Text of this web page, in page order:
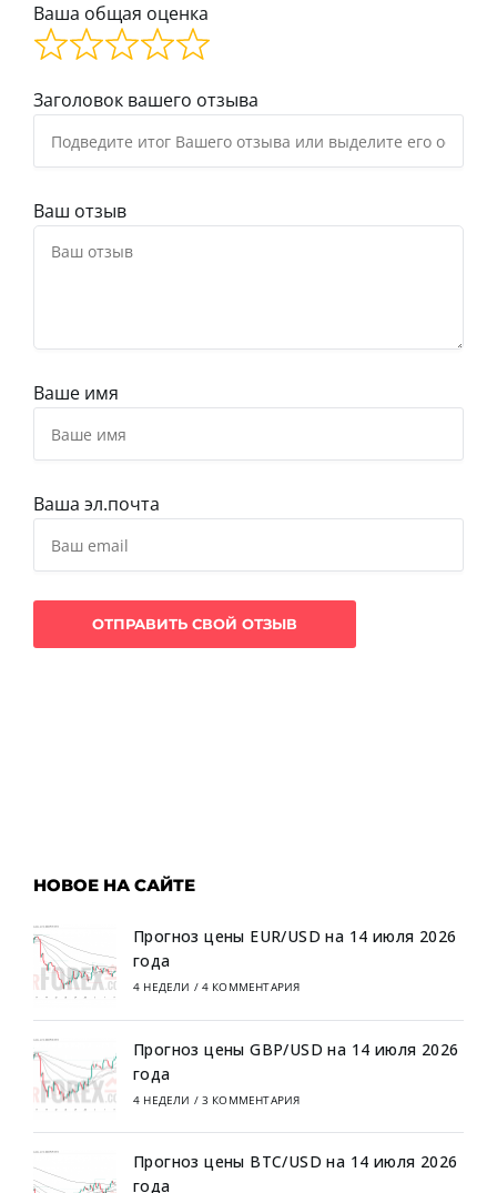
Ваша общая оценка
Заголовок вашего отзыва
Ваш отзыв
Ваше имя
Ваша эл.почта
НОВОЕ НА САЙТЕ
Прогноз цены EUR/USD на 14 июля 2026
года
4 НЕДЕЛИ / 4 КОММЕНТАРИЯ
Прогноз цены GBP/USD на 14 июля 2026
года
4 НЕДЕЛИ / 3 КОММЕНТАРИЯ
Прогноз цены BTC/USD на 14 июля 2026
года